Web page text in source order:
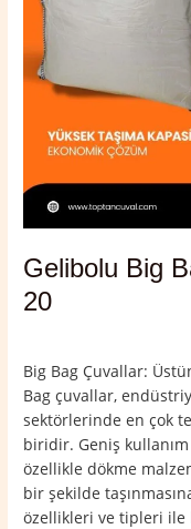
Gelibolu Big
20
Big Bag Çuvallar:
Bag çuvallar,
sektörlerinde en çok
biridir. Geniş
özellikle dökme
bir şekilde
özellikleri ve tipleri ile